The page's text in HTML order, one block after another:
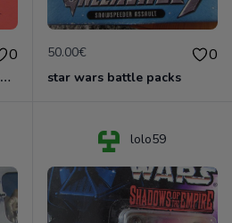
0
figurine collection numérotée the spirit
50.00€ 0
star wars battle packs
lolo59